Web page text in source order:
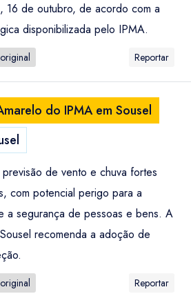
16 de outubro, de acordo com a
disponibilizada pelo IPMA.
Reportar
do IPMA em Sousel
de vento e chuva fortes
com potencial perigo para a
a segurança de pessoas e bens. A
recomenda a adoção de
Reportar